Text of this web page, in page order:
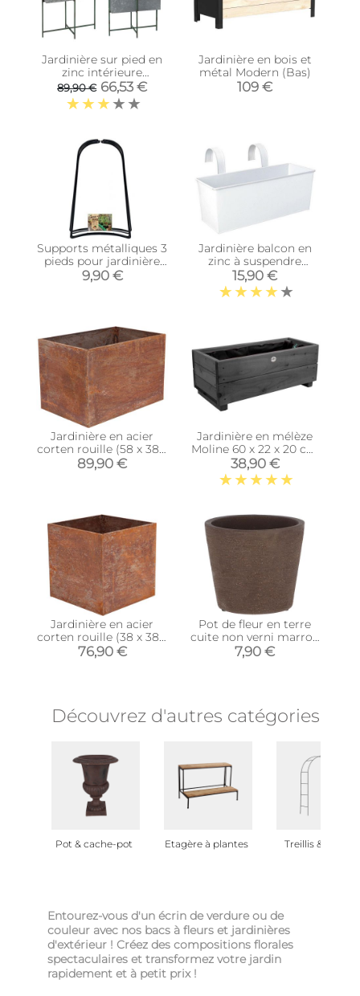
Jardinière sur pied en
zinc intérieure
extérieure (Lot de 2)
(Rectangulaires - 22,3 /
33,3 litres)
89,90 € 66,53 €
Jardinière en bois et
métal Modern (Bas)
109 €
Supports métalliques 3
pieds pour jardinière
Grow-Bag
9,90 €
Jardinière balcon en
zinc à suspendre
(Blanc)
15,90 €
Jardinière en acier
corten rouille (58 x 38 x
38 cm)
89,90 €
Jardinière en mélèze
Moline 60 x 22 x 20 cm
(Cérusé noir)
38,90 €
Jardinière en acier
corten rouille (38 x 38 x
38 cm)
76,90 €
Pot de fleur en terre
cuite non verni marron
(15 cm)
7,90 €
Découvrez d'autres catégories
Pot & cache-pot Etagère à plantes Treillis & arche
Entourez-vous d'un écrin de verdure ou de
couleur avec nos bacs à fleurs et jardinières
d'extérieur ! Créez des compositions florales
spectaculaires et transformez votre jardin
rapidement et à petit prix !